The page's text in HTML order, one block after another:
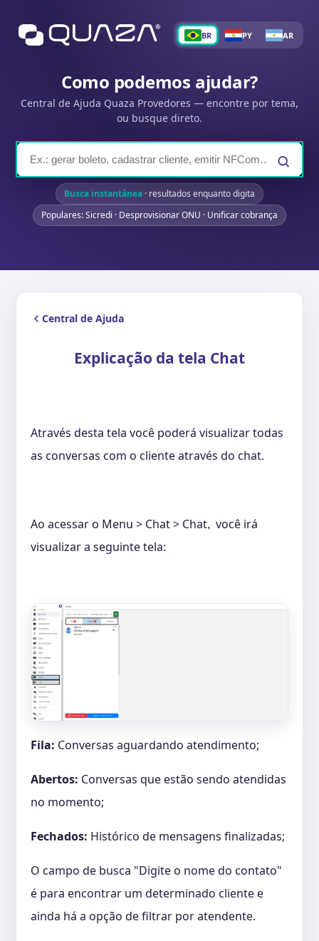
BR PY AR
Como podemos ajudar?
Central de Ajuda Quaza Provedores — encontre por tema,
ou busque direto.
Busca instantânea · resultados enquanto digita
Populares: Sicredi · Desprovisionar ONU · Unificar cobrança
Central de Ajuda
Explicação da tela Chat
Através desta tela você poderá visualizar todas
as conversas com o cliente através do chat.
Ao acessar o Menu > Chat > Chat, você irá
visualizar a seguinte tela:
Fila: Conversas aguardando atendimento;
Abertos: Conversas que estão sendo atendidas
no momento;
Fechados: Histórico de mensagens finalizadas;
O campo de busca "Digite o nome do contato"
é para encontrar um determinado cliente e
ainda há a opção de filtrar por atendente.